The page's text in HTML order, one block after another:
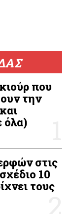
που
την
όλα)
στις
10
τους